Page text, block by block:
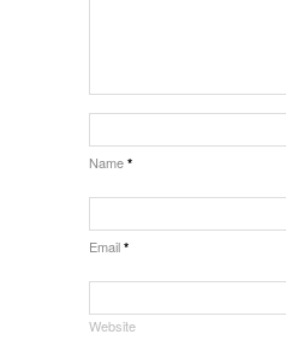
Name *
Email *
Website